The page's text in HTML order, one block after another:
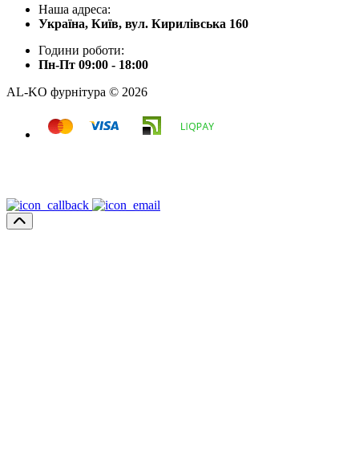
Наша адреса:
Україна, Київ, вул. Кирилівська 160
Години роботи:
Пн-Пт 09:00 - 18:00
AL-KO фурнітура © 2026